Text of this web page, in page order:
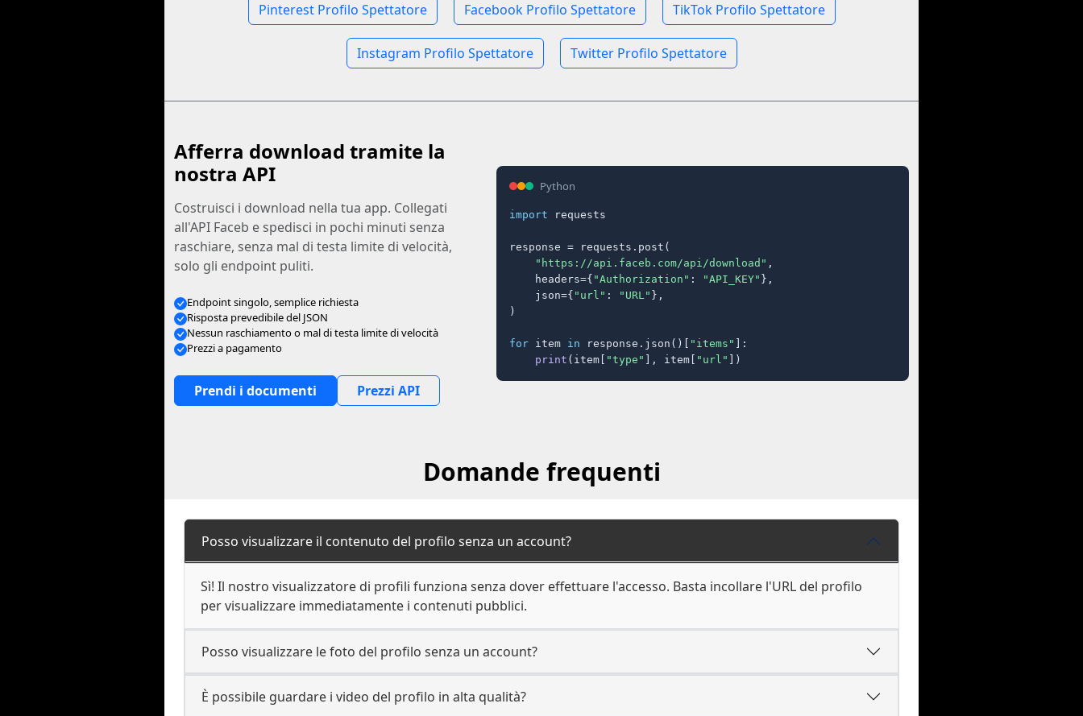
Pinterest Profilo Spettatore Facebook Profilo Spettatore TikTok Profilo Spettatore
Instagram Profilo Spettatore Twitter Profilo Spettatore
Afferra download tramite la
nostra API
Costruisci i download nella tua app. Collegati
all'API Faceb e spedisci in pochi minuti senza
raschiare, senza mal di testa limite di velocità,
solo gli endpoint puliti.
Endpoint singolo, semplice richiesta
Risposta prevedibile del JSON
Nessun raschiamento o mal di testa limite di velocità
Prezzi a pagamento
Prendi i documenti Prezzi API
Python
import requests
response = requests.post(
"https://api.faceb.com/api/download" ,
    headers={
"Authorization" : "API_KEY" },
    json={
"url" : "URL" },
)
for item in response.json()[ "items" ]:
print (item[ "type" ], item[ "url" ])
Domande frequenti
Posso visualizzare il contenuto del profilo senza un account?
Sì! Il nostro visualizzatore di profili funziona senza dover effettuare l'accesso. Basta incollare l'URL del profilo
per visualizzare immediatamente i contenuti pubblici.
Posso visualizzare le foto del profilo senza un account?
È possibile guardare i video del profilo in alta qualità?